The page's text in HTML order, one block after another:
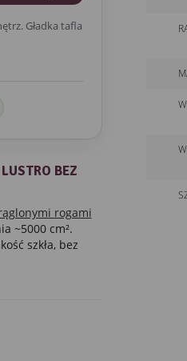
Gładka tafla
BEZ
rogami
~5000 cm².
szkła, bez